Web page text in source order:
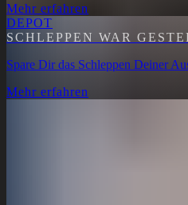
Mehr erfahren
DEPOT
SCHLEPPEN WAR
Spare Dir das Schleppen Deiner
Mehr erfahren